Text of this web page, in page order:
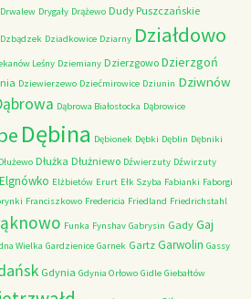
Drwalew Drygały Drążewo Dudy Puszczańskie
Dzbądzek Dziadkowice Dziarny Działdowo
Leśny Dziemiany Dzierzgowo Dzierzgoń
Dziewierzewo Dziećmirowice Dziunin Dziwnów
Dąbrowa Białostocka Dąbrowice
Dębina Dębionek Dębki Dęblin Dębniki
Dłużewo Dłużka Dłużniewo Dźwierzuty Dźwirzuty
Elgnówko Elżbietów Erurt Ełk Szyba Fabianki Faborgi
Franciszkowo Fredericia Friedland Friedrichstahl
Funka Fynshav Gabrysin Gady Gaj
Wielka Gardzienice Garnek Gartz Garwolin Gassy
Gdynia Gdynia Orłowo Gidle Giebałtów